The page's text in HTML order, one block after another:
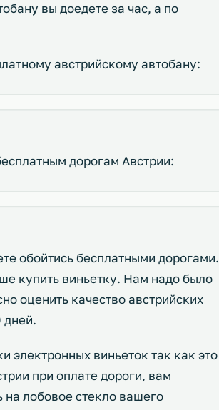
вы доедете за час, а по
австрийскому автобану:
дорогам Австрии:
обойтись бесплатными дорогами.
купить виньетку. Нам надо было
оценить качество австрийских
дней.
электронных виньеток так как это
при оплате дороги, вам
лобовое стекло вашего